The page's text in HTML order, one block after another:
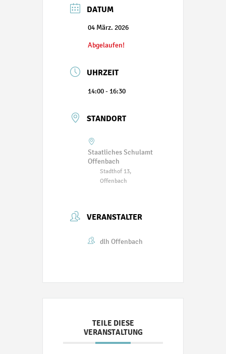
DATUM
04 März. 2026
Abgelaufen!
UHRZEIT
14:00 - 16:30
STANDORT
Staatliches Schulamt
Offenbach
Stadthof 13,
Offenbach
VERANSTALTER
dlh Offenbach
TEILE DIESE
VERANSTALTUNG